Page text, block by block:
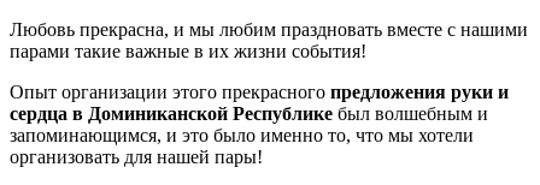
Любовь прекрасна, и мы любим праздновать вместе с нашими
парами такие важные в их жизни события!
Опыт организации этого прекрасного предложения руки и
сердца в Доминиканской Республике был волшебным и
запоминающимся, и это было именно то, что мы хотели
организовать для нашей пары!